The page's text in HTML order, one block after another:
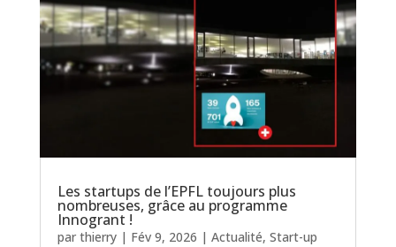
Les startups de l’EPFL toujours plus
nombreuses, grâce au programme
Innogrant !
par thierry| Fév 9, 2026 | Actualité, Start-up